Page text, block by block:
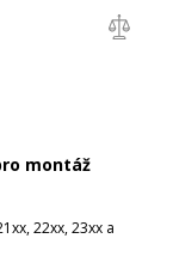
montáž
22xx, 23xx a